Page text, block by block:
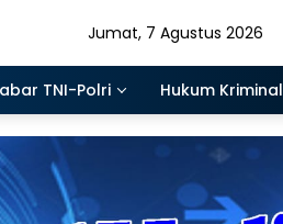
Jumat, 7 Agustus 2026
TNI-Polri Hukum Kriminal